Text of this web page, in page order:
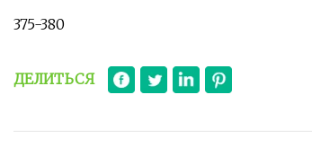
375-380
ДЕЛИТЬСЯ